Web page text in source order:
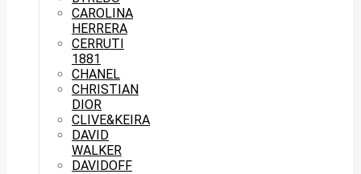
CAROLINA
HERRERA
CERRUTI
1881
CHANEL
CHRISTIAN
DIOR
CLIVE&KEIRA
DAVID
WALKER
DAVIDOFF